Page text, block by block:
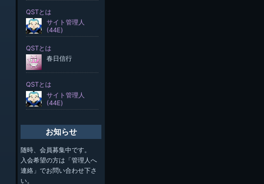
お知らせ
随時、会員募集中です。
入会希望の方は「管理人へ
連絡」でお問い合わせ下さ
い。